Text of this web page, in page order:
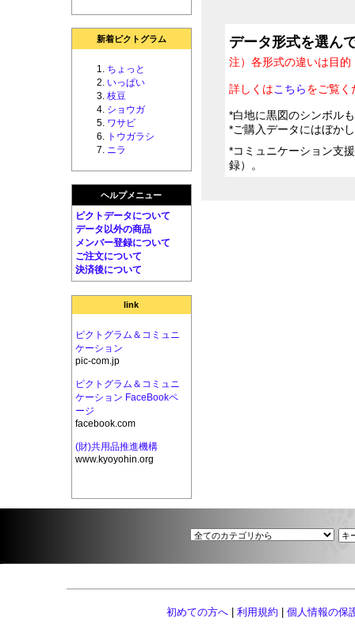
新着ピクトグラム
ちょっと
いっぱい
枝豆
ショウガ
ワサビ
トウガラシ
ニラ
ヘルプメニュー
ピクトデータについて
データ以外の商品
メンバー登録について
ご注文について
決済後について
link
ピクトグラム＆コミュニ
ケーション
pic-com.jp
ピクトグラム＆コミュニ
ケーション FaceBookペ
ージ
facebook.com
(財)共用品推進機構
www.kyoyohin.org
データ形式を選ん
注）各形式の違いは目
詳しくはこちらをご覧く
*白地に黒図のシンボル
*ご購入データにはぼか
*コミュニケーション支
録）。
初めての方へ 利用規約 個人情報の保